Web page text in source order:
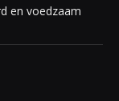
en voedzaam